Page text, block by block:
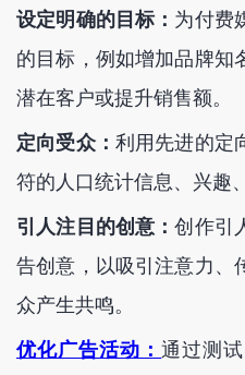
设定明确的目标： 为付费
的目标，例如增加品牌知
潜在客户或提升销售额。
定向受众： 利用先进的定
符的人口统计信息、兴趣
引人注目的创意：创作引
告创意，以吸引注意力、
众产生共鸣。
优化广告活动：通过测